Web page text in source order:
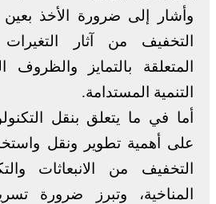
وأشار إلى ضرورة الأخذ بعين
التخفيف من آثار التغيرات
المتعلقة بالتمايز
التنمية المستدامة.
أما في ما يتعلق بنقل
على أهمية تطوير ونقل
التخفيف من الانبعاثات
المناخية، وتبرز ضرورة